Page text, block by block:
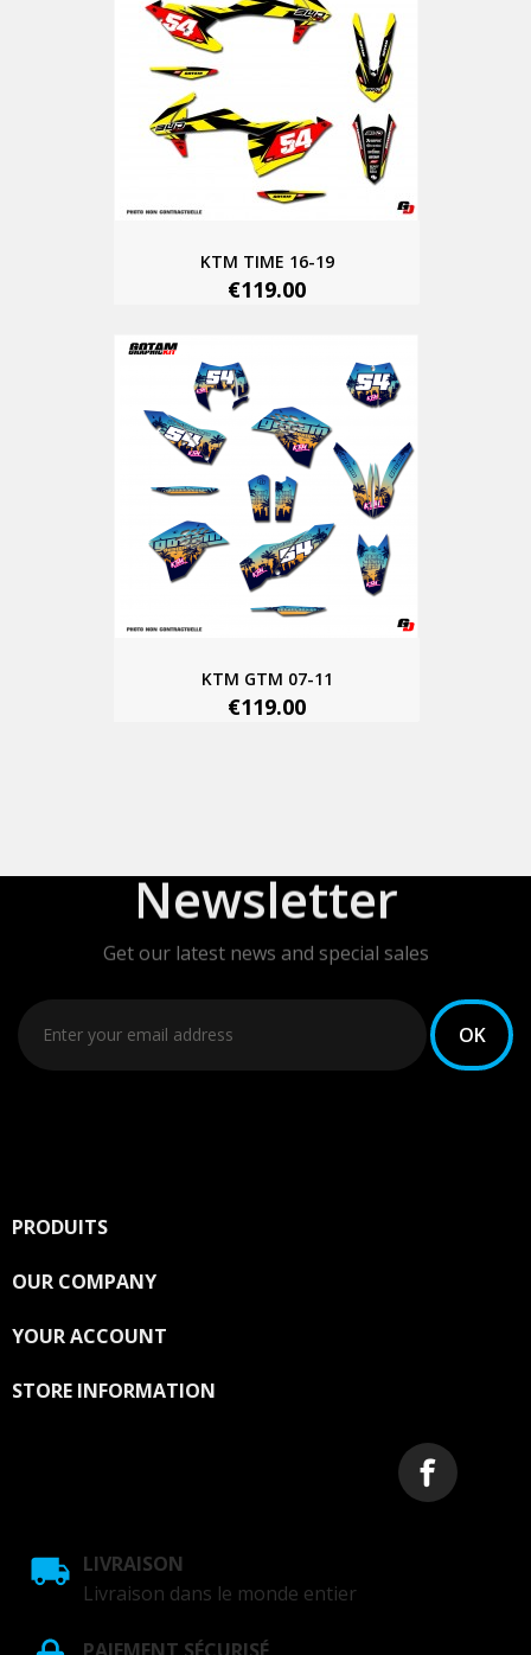
KTM TIME 16-19
€119.00
KTM GTM 07-11
€119.00
Newsletter
Get our latest news and special sales
PRODUITS
OUR COMPANY
YOUR ACCOUNT
STORE INFORMATION
LIVRAISON
Livraison dans le monde entier